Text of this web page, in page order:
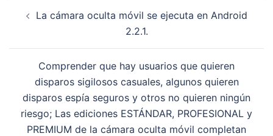
La cámara oculta móvil se ejecuta en Android
2.2.1.
Comprender que hay usuarios que quieren
disparos sigilosos casuales, algunos quieren
disparos espía seguros y otros no quieren ningún
riesgo; Las ediciones ESTÁNDAR, PROFESIONAL y
PREMIUM de la cámara oculta móvil completan